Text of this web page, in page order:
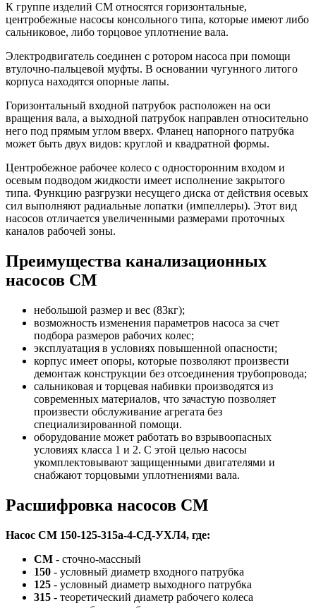
К группе изделий СМ относятся горизонтальные,
центробежные насосы консольного типа, которые имеют либо
сальниковое, либо торцовое уплотнение вала.
Электродвигатель соединен с ротором насоса при помощи
втулочно-пальцевой муфты. В основании чугунного литого
корпуса находятся опорные лапы.
Горизонтальный входной патрубок расположен на оси
вращения вала, а выходной патрубок направлен относительно
него под прямым углом вверх. Фланец напорного патрубка
может быть двух видов: круглой и квадратной формы.
Центробежное рабочее колесо с односторонним входом и
осевым подводом жидкости имеет исполнение закрытого
типа. Функцию разгрузки несущего диска от действия осевых
сил выполняют радиальные лопатки (импеллеры). Этот вид
насосов отличается увеличенными размерами проточных
каналов рабочей зоны.
Преимущества канализационных
насосов СМ
небольшой размер и вес (83кг);
возможность изменения параметров насоса за счет
подбора размеров рабочих колес;
эксплуатация в условиях повышенной опасности;
корпус имеет опоры, которые позволяют произвести
демонтаж конструкции без отсоединения трубопровода;
сальниковая и торцевая набивки производятся из
современных материалов, что зачастую позволяет
произвести обслуживание агрегата без
специализированной помощи.
оборудование может работать во взрывоопасных
условиях класса 1 и 2. С этой целью насосы
укомплектовывают защищенными двигателями и
снабжают торцовыми уплотнениями вала.
Расшифровка насосов СМ
Насос СМ 150-125-315а-4-СД-УХЛ4, где:
СМ - сточно-массный
150 - условный диаметр входного патрубка
125 - условный диаметр выходного патрубка
315 - теоретический диаметр рабочего колеса